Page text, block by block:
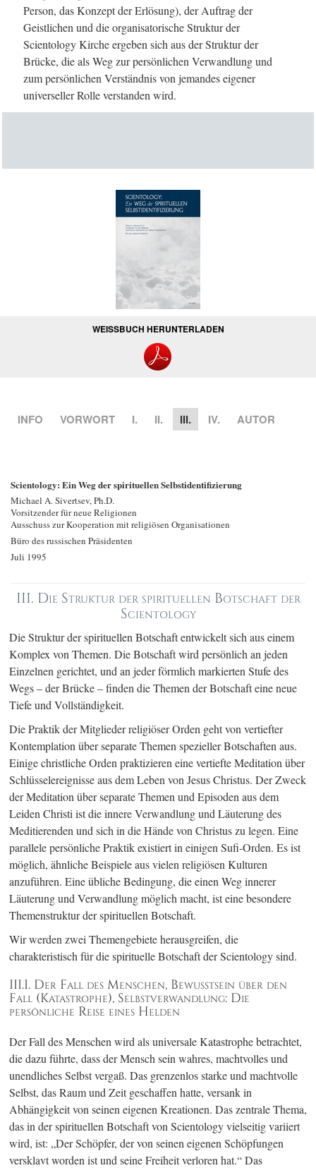
Person, das Konzept der Erlösung), der Auftrag der
Geistlichen und die organisatorische Struktur der
Scientology Kirche ergeben sich aus der Struktur der
Brücke, die als Weg zur persönlichen Verwandlung und
zum persönlichen Verständnis von jemandes eigener
universeller Rolle verstanden wird.
WEISSBUCH HERUNTERLADEN
INFO VORWORT I. II. III. IV. AUTOR
Scientology: Ein Weg der spirituellen Selbstidentifizierung
Michael A. Sivertsev, Ph.D.
Vorsitzender für neue Religionen
Ausschuss zur Kooperation mit religiösen Organisationen
Büro des russischen Präsidenten
Juli 1995
III. Die Struktur der spirituellen Botschaft der
Scientology
Die Struktur der spirituellen Botschaft entwickelt sich aus einem
Komplex von Themen. Die Botschaft wird persönlich an jeden
Einzelnen gerichtet, und an jeder förmlich markierten Stufe des
Wegs – der Brücke – finden die Themen der Botschaft eine neue
Tiefe und Vollständigkeit.
Die Praktik der Mitglieder religiöser Orden geht von vertiefter
Kontemplation über separate Themen spezieller Botschaften aus.
Einige christliche Orden praktizieren eine vertiefte Meditation über
Schlüsselereignisse aus dem Leben von Jesus Christus. Der Zweck
der Meditation über separate Themen und Episoden aus dem
Leiden Christi ist die innere Verwandlung und Läuterung des
Meditierenden und sich in die Hände von Christus zu legen. Eine
parallele persönliche Praktik existiert in einigen Sufi-Orden. Es ist
möglich, ähnliche Beispiele aus vielen religiösen Kulturen
anzuführen. Eine übliche Bedingung, die einen Weg innerer
Läuterung und Verwandlung möglich macht, ist eine besondere
Themenstruktur der spirituellen Botschaft.
Wir werden zwei Themengebiete herausgreifen, die
charakteristisch für die spirituelle Botschaft der Scientology sind.
III.I. Der Fall des Menschen, Bewusstsein über den
Fall (Katastrophe), Selbstverwandlung: Die
persönliche Reise eines Helden
Der Fall des Menschen wird als universale Katastrophe betrachtet,
die dazu führte, dass der Mensch sein wahres, machtvolles und
unendliches Selbst vergaß. Das grenzenlos starke und machtvolle
Selbst, das Raum und Zeit geschaffen hatte, versank in
Abhängigkeit von seinen eigenen Kreationen. Das zentrale Thema,
das in der spirituellen Botschaft von Scientology vielseitig variiert
wird, ist: „Der Schöpfer, der von seinen eigenen Schöpfungen
versklavt worden ist und seine Freiheit verloren hat.“ Das